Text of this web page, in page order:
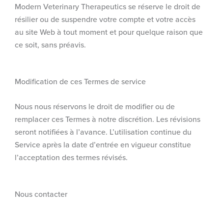
Modern Veterinary Therapeutics se réserve le droit de
résilier ou de suspendre votre compte et votre accès
au site Web à tout moment et pour quelque raison que
ce soit, sans préavis.
Modification de ces Termes de service
Nous nous réservons le droit de modifier ou de
remplacer ces Termes à notre discrétion. Les révisions
seront notifiées à l’avance. L’utilisation continue du
Service après la date d’entrée en vigueur constitue
l’acceptation des termes révisés.
Nous contacter